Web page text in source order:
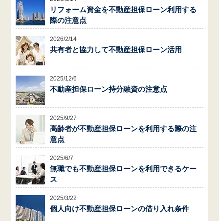
リフォーム資金を不動産担保ローン利用する
際の注意点
2026/2/14
共有者と協力して不動産担保ローン活用
2025/12/6
不動産担保ローン持分融資の注意点
2025/9/27
高齢者が不動産担保ローンを利用する際の注
意点
2025/6/7
無職でも不動産担保ローンを利用できるケー
ス
2025/3/22
個人向け不動産担保ローンの借り入れ条件